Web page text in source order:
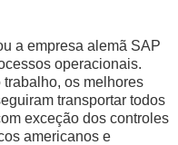
a empresa alemã SAP
operacionais.
os melhores
transportar todos
exceção dos controles
americanos e